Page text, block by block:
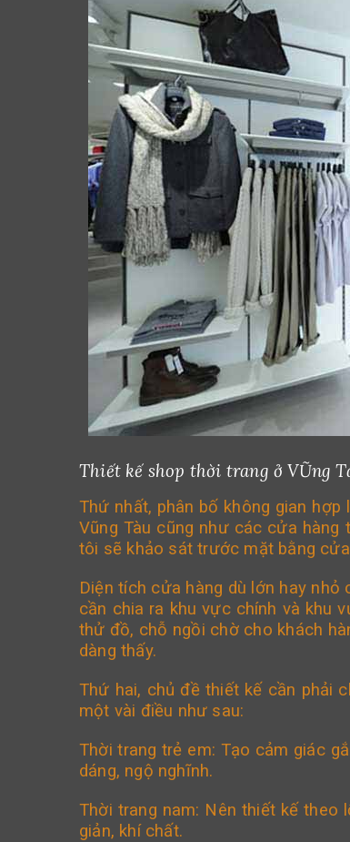
Thiết kế shop thời trang ở VŨng
Thứ nhất, phân bố không gian
Vũng Tàu cũng như các cửa hàng
tôi sẽ khảo sát trước mặt bằng
Diện tích cửa hàng dù lớn hay nhỏ
cần chia ra khu vực chính và khu
thử đồ, chỗ ngồi chờ cho khách
dàng thấy.
Thứ hai, chủ đề thiết kế cần phải
một vài điều như sau:
Thời trang trẻ em: Tạo cảm giác
dáng, ngộ nghĩnh.
Thời trang nam: Nên thiết kế
giản, khí chất.